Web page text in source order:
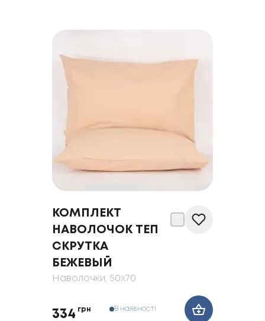
КОМПЛЕКТ
НАВОЛОЧОК ТЕП
СКРУТКА
БЕЖЕВЫЙ
Наволочки, 50x70
334 грн В наявності